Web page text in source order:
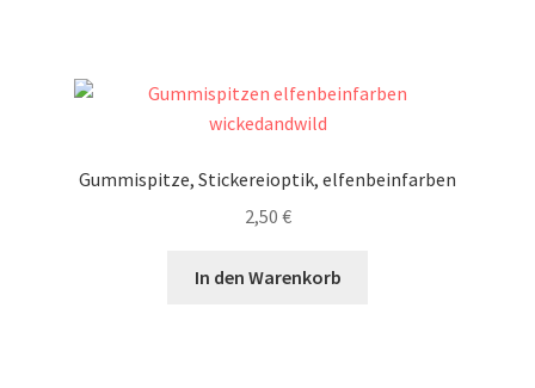
Gummispitze, Stickereioptik, elfenbeinfarben
2,50 €
In den Warenkorb